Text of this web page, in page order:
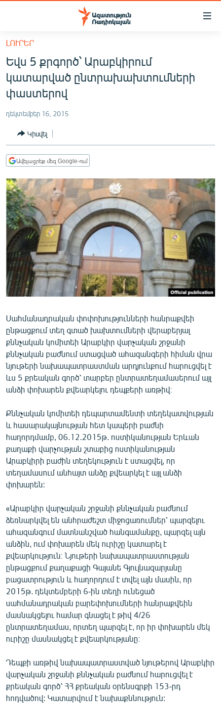
Մատչելիության
հիմնական
բովանդակությանը
Անցնել
հիմնական
մենյուին
ՀԱՅԱՍՏԱՆ
ՔԱՂԱՔԱԿԱՆ
ՀԱՍԱՐԱԿՈՒԹՅՈՒՆ
ՏՆՏԵՍՈՒԹՅՈՒՆ
ՂԱՐԱԲԱՂ
ՊԱՏԵՐԱԶՄԻ 6 ՇԱԲԱԹՆԵՐԸ
ՏԱՐԱԾԱՇՐՋԱՆ
ՄԻՋԱԶԳԱՅԻՆ
ՄՇԱԿՈՒՅԹ
ՍՊՈՐՏ
ՄԵԿՆԱԲԱՆՈՒԹՅՈՒՆ
ԿՈՐՈՆԱՎԻՐՈՒՍ
ԱՐԽԻՎ
ՏԵՍԱՆՅՈՒԹԵՐ
ԲԱՆԱՎԵՃ
ՁԳՏԵԼՈՎ ԼԱՎԱԳՈՒՅՆԻՆ
Հայերեն
English
Русский
«Ազատության» բոլոր կայքերը
ԼՈՒՐԵՐ
Եվս 5 քրգործ՝ Արաբկիրում
կատարված ընտրախախտումների
փաստերով
դեկտեմբեր 16, 2015
Կիսվել
Ավելացրեք մեզ Google-ում
Սահմանադրական փոփոխությունների հանրաքվեի
ընթացքում տեղ գտած խախտումների վերաբերյալ
քննչական կոմիտեի Արաբկիր վարչական շրջանի
քննչական բաժնում ստացված ահազանգերի հիման վրա
նյութերի նախապատրաստման արդյունքում հարուցվել է
ևս 5 քրեական գործ՝ տարբեր ընտրատեղամասերում այլ
անձի փոխարեն քվեարկելու դեպքերի առթիվ։
Քննչական կոմիտեի դեպարտամենտի տեղեկատվության
և հասարակայնության հետ կապերի բաժնի
հաղորդմամբ, 06.12.2015թ. ոստիկանության Երևան
քաղաքի վարչության շտաբից ոստիկանության
Արաբկիրի բաժին տեղեկություն է ստացվել, որ
տեղամասում անհայտ անձը քվեարկել է այլ անձի
փոխարեն:
«Արաբկիր վարչական շրջանի քննչական բաժնում
ձեռնարկվել են անհրաժեշտ միջոցառումներ՝ պարզելու
ահազանգում մատնանշված հանգամանքը, պարզել այն
անձին, ում փոխարեն մեկ ուրիշը կատարել է
քվեարկություն։ Նյութերի նախապատրաստության
ընթացքում քաղաքացի Գայանե Գյուլնազարյանը
բացատրություն և հաղորդում է տվել այն մասին, որ
2015թ. դեկտեմբերի 6-ին տեղի ունեցած
սահմանադրական բարեփոխումների հանրաքվեին
մասնակցելու համար գնացել է թիվ 4/26
ընտրատեղամաս, որտեղ պարզել է, որ իր փոխարեն մեկ
ուրիշը մասնակցել է քվեարկությանը։
Դեպքի առթիվ նախապատրաստված նյութերով Արաբկիր
վարչական շրջանի քննչական բաժնում հարուցվել է
քրեական գործ՝ ՀՀ քրեական օրենսգրքի 153-րդ
հոդվածով: Կատարվում է նախաքննություն: